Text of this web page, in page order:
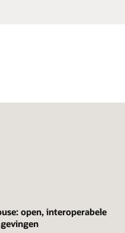
open, interoperabele